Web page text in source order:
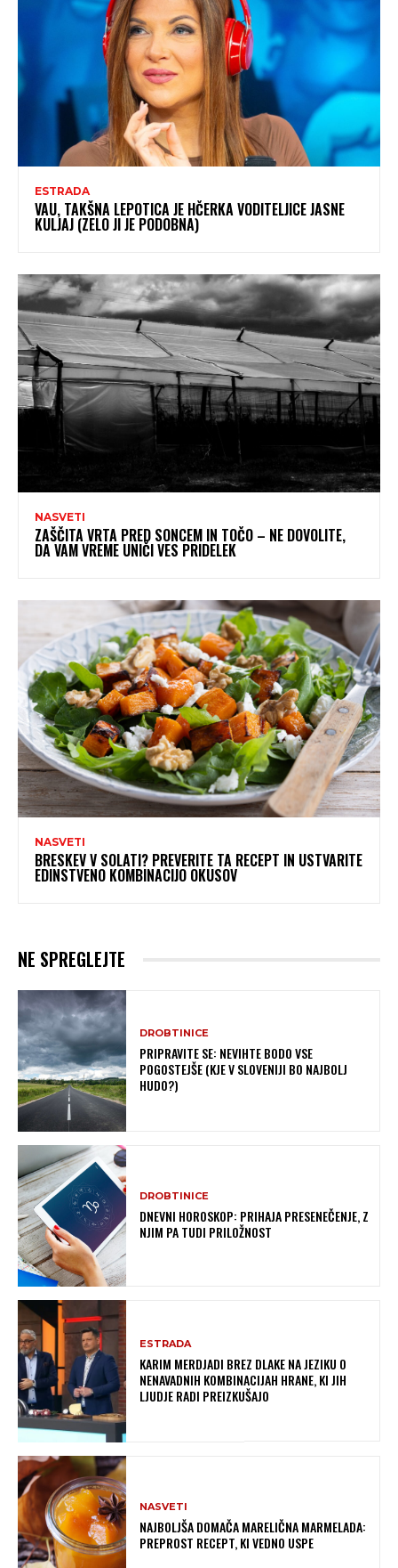
ESTRADA
VAU, TAKŠNA LEPOTICA JE HČERKA VODITELJICE JASNE
KULJAJ (ZELO JI JE PODOBNA)
NASVETI
ZAŠČITA VRTA PRED SONCEM IN TOČO – NE DOVOLITE,
DA VAM VREME UNIČI VES PRIDELEK
NASVETI
BRESKEV V SOLATI? PREVERITE TA RECEPT IN USTVARITE
EDINSTVENO KOMBINACIJO OKUSOV
NE SPREGLEJTE
DROBTINICE
PRIPRAVITE SE: NEVIHTE BODO VSE
POGOSTEJŠE (KJE V SLOVENIJI BO NAJBOLJ
HUDO?)
DROBTINICE
DNEVNI HOROSKOP: PRIHAJA PRESENEČENJE, Z
NJIM PA TUDI PRILOŽNOST
ESTRADA
KARIM MERDJADI BREZ DLAKE NA JEZIKU O
NENAVADNIH KOMBINACIJAH HRANE, KI JIH
LJUDJE RADI PREIZKUŠAJO
NASVETI
NAJBOLJŠA DOMAČA MARELIČNA MARMELADA:
PREPROST RECEPT, KI VEDNO USPE